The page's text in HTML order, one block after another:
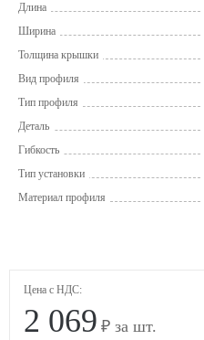
Длина
Ширина
Толщина крышки
Вид профиля
Тип профиля
Деталь
Гибкость
Тип установки
Материал профиля
Цена с НДС:
2 069 ₽ за шт.